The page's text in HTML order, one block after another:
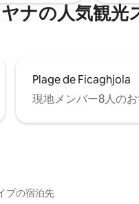
ナの人気観光
Plage de Ficaghjola
現地メンバー8人の
プ⁠の宿⁠泊⁠先